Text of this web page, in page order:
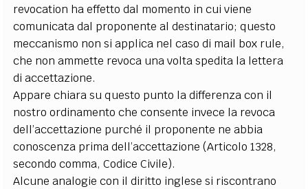
revocation ha effetto dal momento in cui viene
comunicata dal proponente al destinatario; questo
meccanismo non si applica nel caso di mail box rule,
che non ammette revoca una volta spedita la lettera
di accettazione.
Appare chiara su questo punto la differenza con il
nostro ordinamento che consente invece la revoca
dell’accettazione purché il proponente ne abbia
conoscenza prima dell’accettazione (Articolo 1328,
secondo comma, Codice Civile).
Alcune analogie con il diritto inglese si riscontrano